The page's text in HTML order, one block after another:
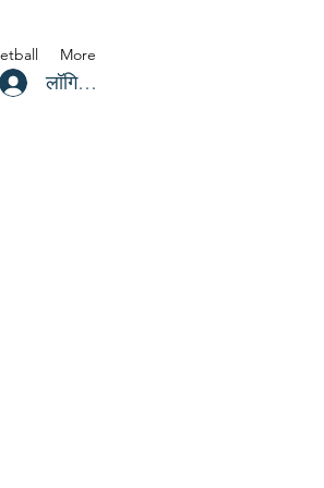
More
लॉगिन करें